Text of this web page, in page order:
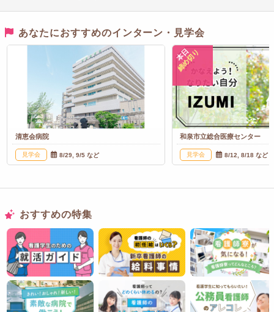
あなたにおすすめのインターン・見学会
清恵会病院
見学会 8/29, 9/5 など
本日
締め切り
和泉市立総合医療センター
見学会 8/12, 8/18 など
おすすめの特集